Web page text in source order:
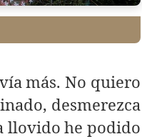
más. No quiero
desmerezca
llovido he podido